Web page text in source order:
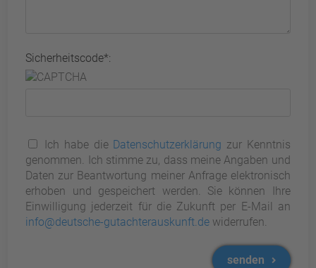
Sicherheitscode*:
Ich habe die Datenschutzerklärung zur Kenntnis
genommen. Ich stimme zu, dass meine Angaben und
Daten zur Beantwortung meiner Anfrage elektronisch
erhoben und gespeichert werden. Sie können Ihre
Einwilligung jederzeit für die Zukunft per E-Mail an
info@deutsche-gutachterauskunft.de widerrufen.
senden